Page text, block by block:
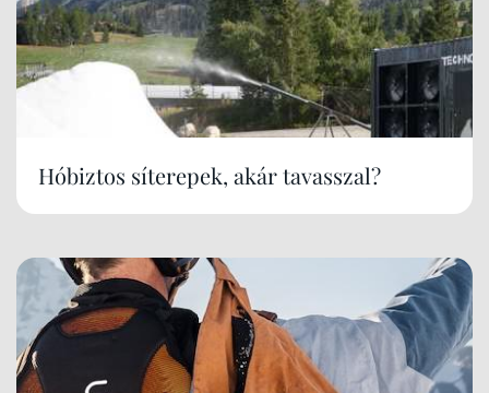
Hóbiztos síterepek, akár tavasszal?